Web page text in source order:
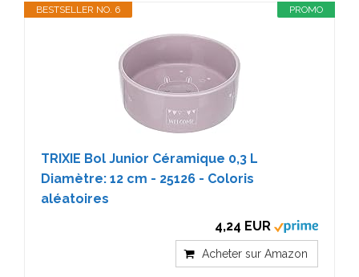
PROMO
BESTSELLER NO. 6
TRIXIE Bol Junior Céramique 0,3 L
Diamètre: 12 cm - 25126 - Coloris
aléatoires
4,24 EUR
Acheter sur Amazon